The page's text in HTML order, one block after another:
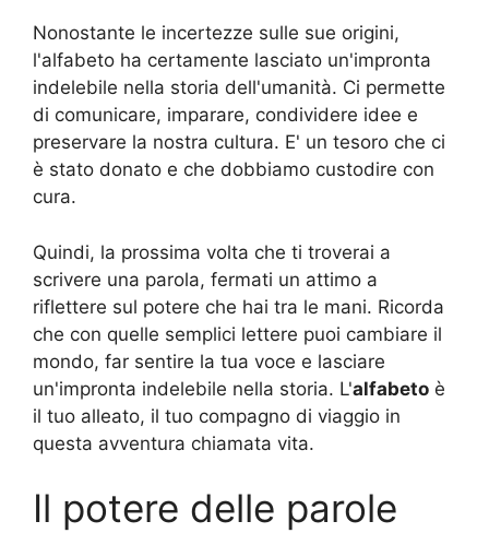
Nonostante le incertezze sulle sue origini,
l'alfabeto ha certamente lasciato un'impronta
indelebile nella storia dell'umanità. Ci permette
di comunicare, imparare, condividere idee e
preservare la nostra cultura. E' un tesoro che ci
è stato donato e che dobbiamo custodire con
cura.
Quindi, la prossima volta che ti troverai a
scrivere una parola, fermati un attimo a
riflettere sul potere che hai tra le mani. Ricorda
che con quelle semplici lettere puoi cambiare il
mondo, far sentire la tua voce e lasciare
un'impronta indelebile nella storia. L'alfabeto è
il tuo alleato, il tuo compagno di viaggio in
questa avventura chiamata vita.
Il potere delle parole